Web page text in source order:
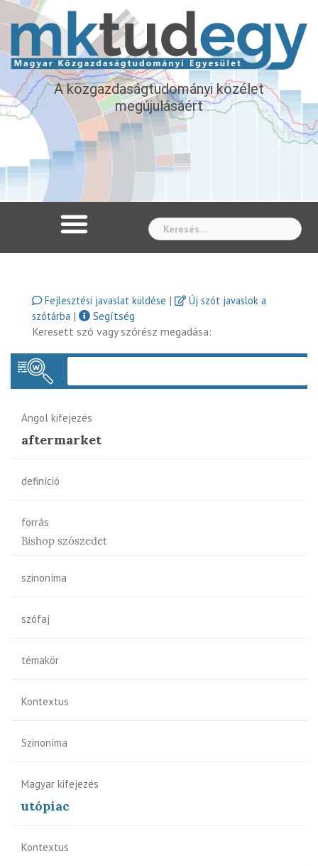
A közgazdaságtudományi közélet
megújulásáért
Fejlesztési javaslat küldése |
Új szót javaslok a
szótárba |
Segítség
Keresett szó vagy szórész megadása:
Angol kifejezés
aftermarket
definíció
forrás
Bishop szószedet
szinoníma
szófaj
témakör
Kontextus
Szinoníma
Magyar kifejezés
utópiac
Kontextus